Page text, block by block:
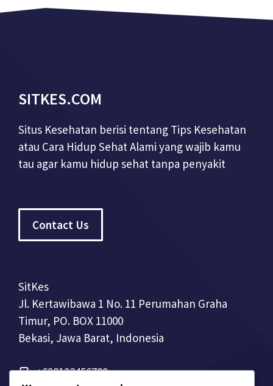
SITKES.COM
Situs Kesehatan berisi tentang Tips Kesehatan
atau Cara Hidup Sehat Alami yang wajib kamu
tau agar kamu hidup sehat tanpa penyakit
Contact Us
SitKes
Jl. Kertawibawa 1 No. 11 Perumahan Graha
Timur, PO. BOX 11000
Bekasi, Jawa Barat, Indonesia
+628123456789